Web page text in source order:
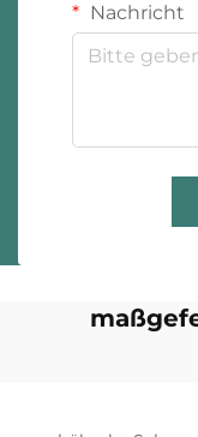
Nachricht